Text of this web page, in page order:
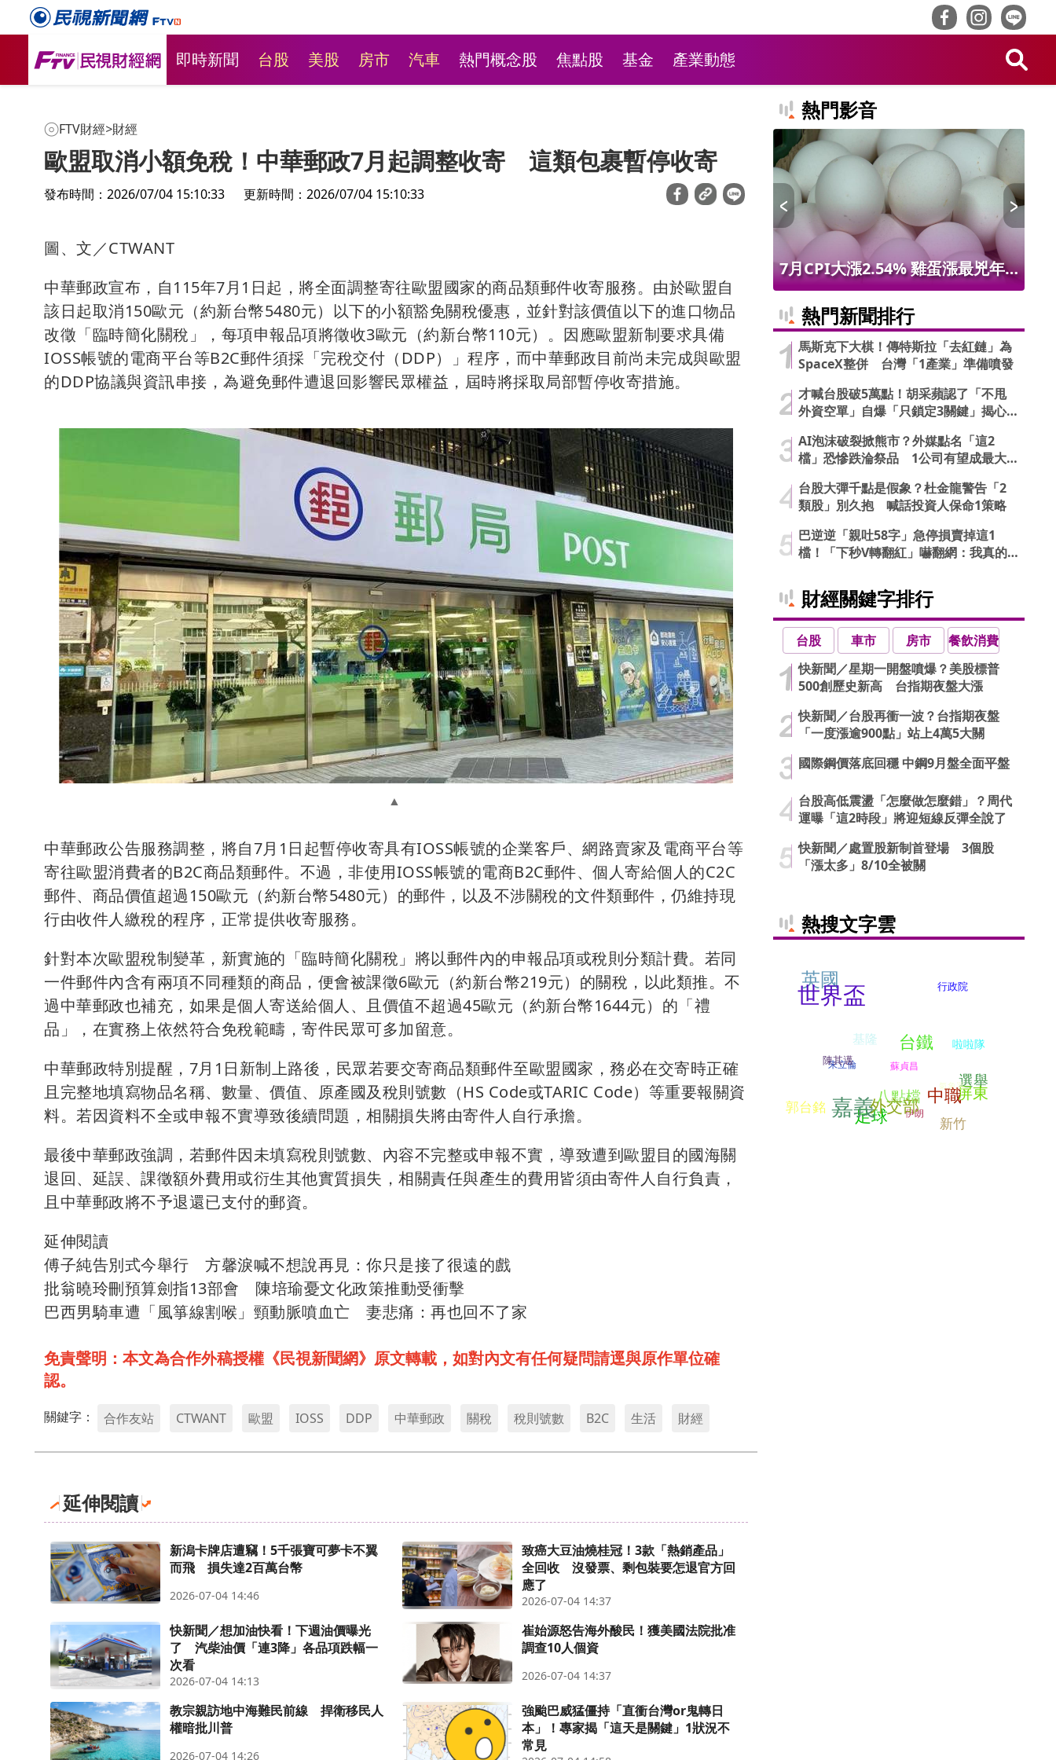
即時新聞 台股 美股 房市 汽車 熱門概念股 焦點股 基金 產業動態
FTV財經>財經
歐盟取消小額免稅！中華郵政7月起調整收寄 這類包裹暫停收寄
發布時間：2026/07/04 15:10:33 更新時間：2026/07/04 15:10:33
圖、文／CTWANT
中華郵政宣布，自115年7月1日起，將全面調整寄往歐盟國家的商品類郵件收寄服務。由於歐盟自
該日起取消150歐元（約新台幣5480元）以下的小額豁免關稅優惠，並針對該價值以下的進口物品
改徵「臨時簡化關稅」，每項申報品項將徵收3歐元（約新台幣110元）。因應歐盟新制要求具備
IOSS帳號的電商平台等B2C郵件須採「完稅交付（DDP）」程序，而中華郵政目前尚未完成與歐盟
的DDP協議與資訊串接，為避免郵件遭退回影響民眾權益，屆時將採取局部暫停收寄措施。
中華郵政公告服務調整，將自7月1日起暫停收寄具有IOSS帳號的企業客戶、網路賣家及電商平台等
寄往歐盟消費者的B2C商品類郵件。不過，非使用IOSS帳號的電商B2C郵件、個人寄給個人的C2C
郵件、商品價值超過150歐元（約新台幣5480元）的郵件，以及不涉關稅的文件類郵件，仍維持現
行由收件人繳稅的程序，正常提供收寄服務。
針對本次歐盟稅制變革，新實施的「臨時簡化關稅」將以郵件內的申報品項或稅則分類計費。若同
一件郵件內含有兩項不同種類的商品，便會被課徵6歐元（約新台幣219元）的關稅，以此類推。不
過中華郵政也補充，如果是個人寄送給個人、且價值不超過45歐元（約新台幣1644元）的「禮
品」，在實務上依然符合免稅範疇，寄件民眾可多加留意。
中華郵政特別提醒，7月1日新制上路後，民眾若要交寄商品類郵件至歐盟國家，務必在交寄時正確
且完整地填寫物品名稱、數量、價值、原產國及稅則號數（HS Code或TARIC Code）等重要報關資
料。若因資料不全或申報不實導致後續問題，相關損失將由寄件人自行承擔。
最後中華郵政強調，若郵件因未填寫稅則號數、內容不完整或申報不實，導致遭到歐盟目的國海關
退回、延誤、課徵額外費用或衍生其他實質損失，相關責任與產生的費用皆須由寄件人自行負責，
且中華郵政將不予退還已支付的郵資。
延伸閱讀
傅子純告別式今舉行 方馨淚喊不想說再見：你只是接了很遠的戲
批翁曉玲刪預算劍指13部會 陳培瑜憂文化政策推動受衝擊
巴西男騎車遭「風箏線割喉」頸動脈噴血亡 妻悲痛：再也回不了家
免責聲明：本文為合作外稿授權《民視新聞網》原文轉載，如對內文有任何疑問請逕與原作單位確
認。
關鍵字： 合作友站 CTWANT 歐盟 IOSS DDP 中華郵政 關稅 稅則號數 B2C 生活 財經
延伸閱讀
新潟卡牌店遭竊！5千張寶可夢卡不翼
而飛 損失達2百萬台幣
2026-07-04 14:46
致癌大豆油燒桂冠！3款「熱銷產品」
全回收 沒發票、剩包裝要怎退官方回
應了
2026-07-04 14:37
快新聞／想加油快看！下週油價曝光
了 汽柴油價「連3降」各品項跌幅一
次看
2026-07-04 14:13
崔始源怒告海外酸民！獲美國法院批准
調查10人個資
2026-07-04 14:37
教宗親訪地中海難民前線 捍衛移民人
權暗批川普
2026-07-04 14:26
強颱巴威猛僵持「直衝台灣or鬼轉日
本」！專家揭「這天是關鍵」1狀況不
常見
熱門影音
萬本吸經銷商搶購
7月CPI大漲2.54% 雞蛋漲最兇年
幅
熱門新聞排行
馬斯克下大棋！傳特斯拉「去紅鏈」為
SpaceX整併 台灣「1產業」準備噴發
才喊台股破5萬點！胡采蘋認了「不甩
外資空單」自爆「只鎖定3關鍵」揭心
AI泡沫破裂掀熊市？外媒點名「這2
檔」恐慘跌淪祭品 1公司有望成最大
台股大彈千點是假象？杜金龍警告「2
類股」別久抱 喊話投資人保命1策略
巴逆逆「親吐58字」急停損賣掉這1
檔！「下秒V轉翻紅」嚇翻網：我真的
財經關鍵字排行
台股 車市 房市
餐飲消費
快新聞／星期一開盤噴爆？美股標普
500創歷史新高 台指期夜盤大漲
快新聞／台股再衝一波？台指期夜盤
「一度漲逾900點」站上4萬5大關
國際鋼價落底回穩 中鋼9月盤全面平盤
台股高低震盪「怎麼做怎麼錯」？周代
運曝「這2時段」將迎短線反彈全說了
快新聞／處置股新制首登場 3個股
「漲太多」8/10全被關
熱搜文字雲
伊朗
行政院
蘇貞昌
新竹
足球
啦啦隊
朱立倫
嘉義八點檔
選舉
陳其邁
英國
世界盃
郭台銘
屏東
氣象署
台鐵
中職
基隆
外交部